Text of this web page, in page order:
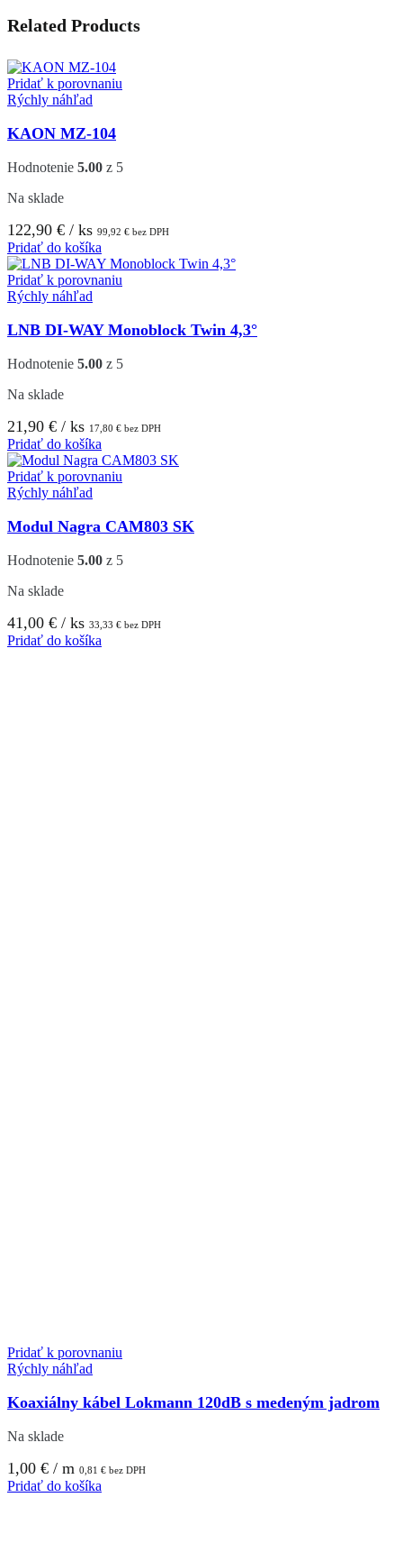
Related Products
Pridať k porovnaniu
Rýchly náhľad
KAON MZ-104
Hodnotenie 5.00 z 5
Na sklade
122,90 € / ks 99,92 € bez DPH
Pridať do košíka
Pridať k porovnaniu
Rýchly náhľad
LNB DI-WAY Monoblock Twin 4,3°
Hodnotenie 5.00 z 5
Na sklade
21,90 € / ks 17,80 € bez DPH
Pridať do košíka
Pridať k porovnaniu
Rýchly náhľad
Modul Nagra CAM803 SK
Hodnotenie 5.00 z 5
Na sklade
41,00 € / ks 33,33 € bez DPH
Pridať do košíka
Pridať k porovnaniu
Rýchly náhľad
Koaxiálny kábel Lokmann 120dB s medeným jadrom
Na sklade
1,00 € / m 0,81 € bez DPH
Pridať do košíka